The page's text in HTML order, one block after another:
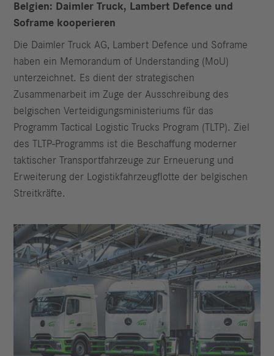
Belgien: Daimler Truck, Lambert Defence und
Soframe kooperieren
Die Daimler Truck AG, Lambert Defence und Soframe
haben ein Memorandum of Understanding (MoU)
unterzeichnet. Es dient der strategischen
Zusammenarbeit im Zuge der Ausschreibung des
belgischen Verteidigungsministeriums für das
Programm Tactical Logistic Trucks Program (TLTP). Ziel
des TLTP-Programms ist die Beschaffung moderner
taktischer Transportfahrzeuge zur Erneuerung und
Erweiterung der Logistikfahrzeugflotte der belgischen
Streitkräfte.